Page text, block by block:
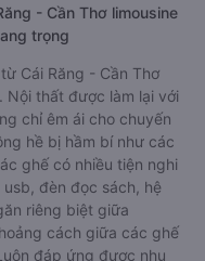
- Cần Thơ limousine
trọng
Cái Răng - Cần Thơ
Nội thất được làm lại với
chỉ êm ái cho chuyến
hề bị hầm bí như các
ghế có nhiều tiện nghi
đèn đọc sách, hệ
riêng biệt giữa
cách giữa các ghế
đáp ứng được nhu